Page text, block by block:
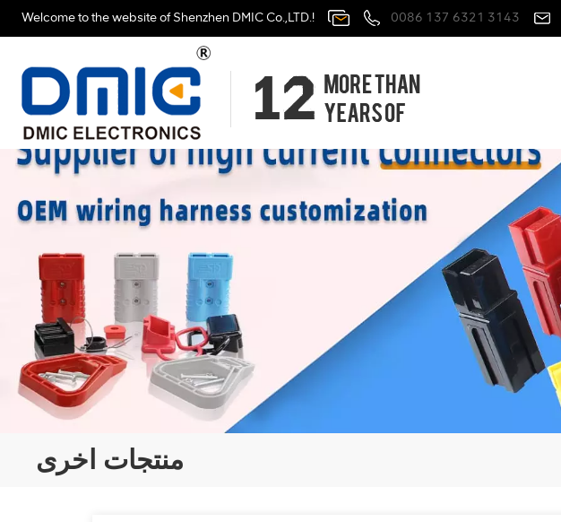
Welcome to the website of Shenzhen DMIC Co.,LTD.! 0086 137 6321 3143
منتجات اخرى